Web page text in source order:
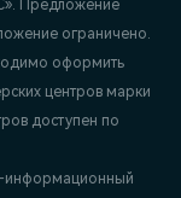
Предложение
ограничено.
оформить
центров марки
доступен по
информационный